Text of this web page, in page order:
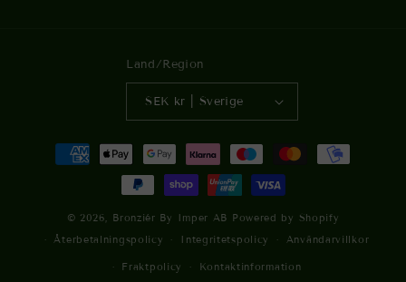
Land/Region
SEK kr | Sverige
Betalningsmetoder
© 2026, Bronziér By Imper AB Powered by Shopify
Återbetalningspolicy
Integritetspolicy Användarvillkor
Fraktpolicy Kontaktinformation